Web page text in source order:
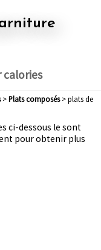
calories
> plats composés> plats de
ci-dessous le sont
pour obtenir plus